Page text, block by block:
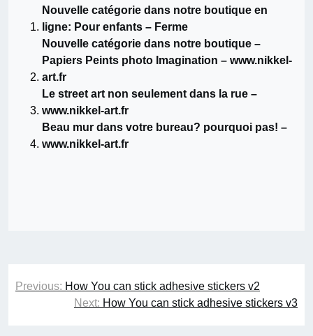
Nouvelle catégorie dans notre boutique en
ligne: Pour enfants – Ferme
Nouvelle catégorie dans notre boutique –
Papiers Peints photo Imagination – www.nikkel-
art.fr
Le street art non seulement dans la rue –
www.nikkel-art.fr
Beau mur dans votre bureau? pourquoi pas! –
www.nikkel-art.fr
Berichtnavigatie
Previous: How You can stick adhesive stickers v2
Next: How You can stick adhesive stickers v3